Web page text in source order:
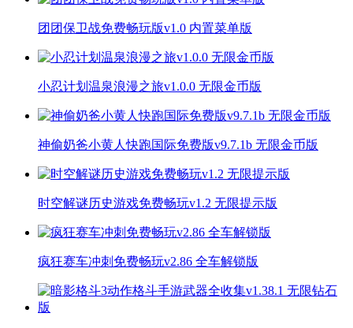
团团保卫战免费畅玩版v1.0 内置菜单版
小忍计划温泉浪漫之旅v1.0.0 无限金币版
神偷奶爸小黄人快跑国际免费版v9.7.1b 无限金币版
时空解谜历史游戏免费畅玩v1.2 无限提示版
疯狂赛车冲刺免费畅玩v2.86 全车解锁版